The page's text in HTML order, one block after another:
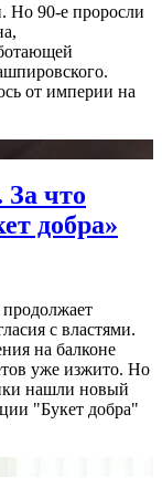
Но 90-е проросли
от империи на
За что
добра»
продолжает
с властями.
на балконе
уже изжито. Но
нашли новый
"Букет добра"